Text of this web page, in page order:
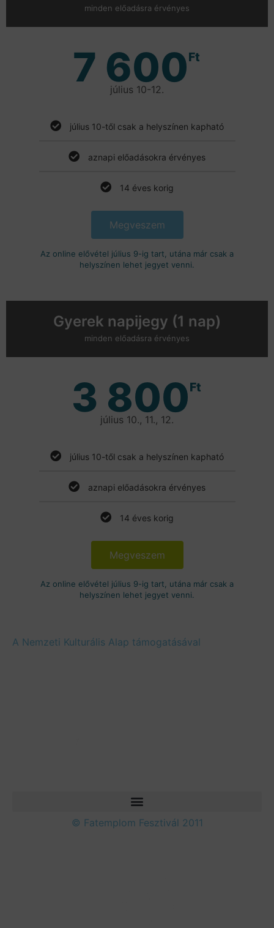
minden előadásra érvényes
7 600Ft
július 10-12.
július 10-től csak a helyszínen kapható
aznapi előadásokra érvényes
14 éves korig
Megveszem
Az online elővétel július 9-ig tart, utána már csak a
helyszínen lehet jegyet venni.
Gyerek napijegy (1 nap)
minden előadásra érvényes
3 800Ft
július 10., 11., 12.
július 10-től csak a helyszínen kapható
aznapi előadásokra érvényes
14 éves korig
Megveszem
Az online elővétel július 9-ig tart, utána már csak a
helyszínen lehet jegyet venni.
A Nemzeti Kulturális Alap támogatásával
© Fatemplom Fesztivál 2011